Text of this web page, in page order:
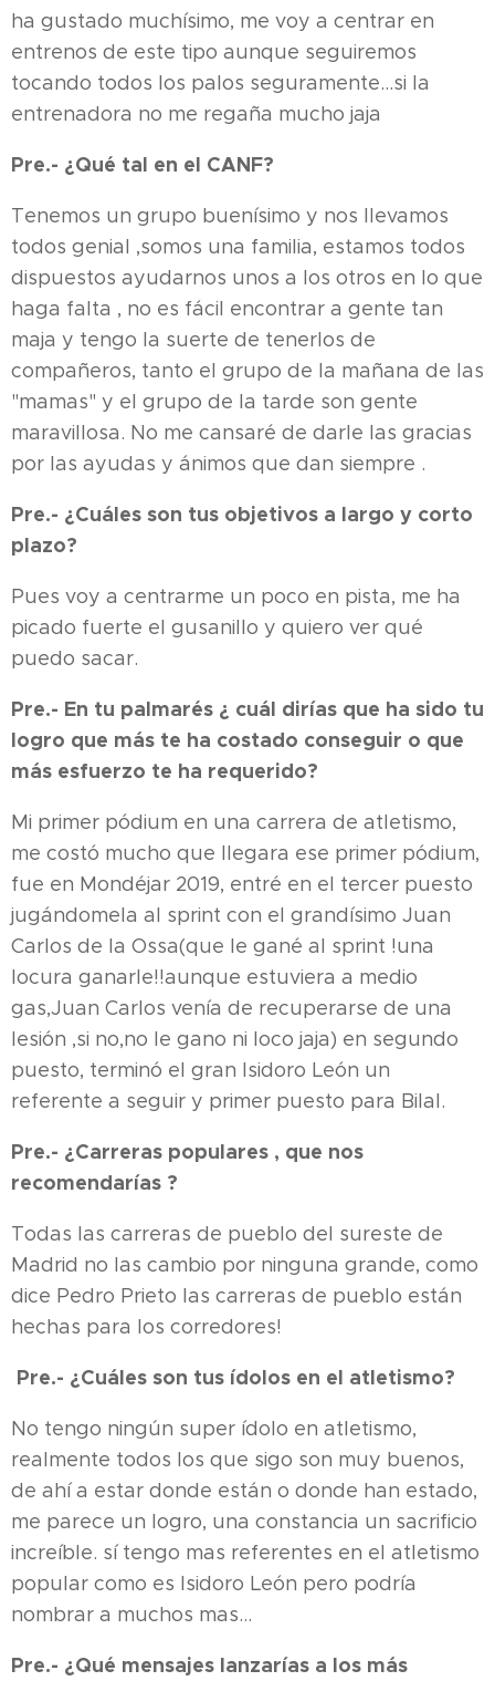
ha gustado muchísimo, me voy a centrar en
entrenos de este tipo aunque seguiremos
tocando todos los palos seguramente...si la
entrenadora no me regaña mucho jaja
Pre.- ¿Qué tal en el CANF?
Tenemos un grupo buenísimo y nos llevamos
todos genial ,somos una familia, estamos todos
dispuestos ayudarnos unos a los otros en lo que
haga falta , no es fácil encontrar a gente tan
maja y tengo la suerte de tenerlos de
compañeros, tanto el grupo de la mañana de las
"mamas" y el grupo de la tarde son gente
maravillosa. No me cansaré de darle las gracias
por las ayudas y ánimos que dan siempre .
Pre.- ¿Cuáles son tus objetivos a largo y corto
plazo?
Pues voy a centrarme un poco en pista, me ha
picado fuerte el gusanillo y quiero ver qué
puedo sacar.
Pre.- En tu palmarés ¿ cuál dirías que ha sido tu
logro que más te ha costado conseguir o que
más esfuerzo te ha requerido?
Mi primer pódium en una carrera de atletismo,
me costó mucho que llegara ese primer pódium,
fue en Mondéjar 2019, entré en el tercer puesto
jugándomela al sprint con el grandísimo Juan
Carlos de la Ossa(que le gané al sprint !una
locura ganarle!!aunque estuviera a medio
gas,Juan Carlos venía de recuperarse de una
lesión ,si no,no le gano ni loco jaja) en segundo
puesto, terminó el gran Isidoro León un
referente a seguir y primer puesto para Bilal.
Pre.- ¿Carreras populares , que nos
recomendarías ?
Todas las carreras de pueblo del sureste de
Madrid no las cambio por ninguna grande, como
dice Pedro Prieto las carreras de pueblo están
hechas para los corredores!
Pre.- ¿Cuáles son tus ídolos en el atletismo?
No tengo ningún super ídolo en atletismo,
realmente todos los que sigo son muy buenos,
de ahí a estar donde están o donde han estado,
me parece un logro, una constancia un sacrificio
increíble. sí tengo mas referentes en el atletismo
popular como es Isidoro León pero podría
nombrar a muchos mas...
Pre.- ¿Qué mensajes lanzarías a los más